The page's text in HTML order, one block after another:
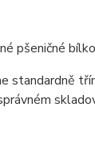
pšeničné
standardně